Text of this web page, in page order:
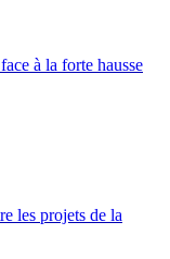
à la forte hausse
les projets de la